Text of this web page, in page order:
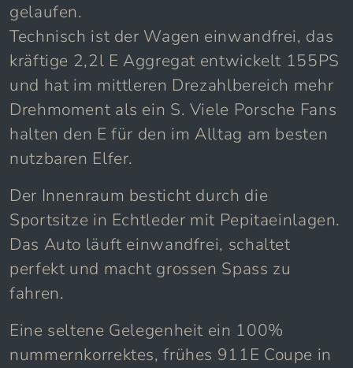
gelaufen.
Technisch ist der Wagen einwandfrei, das
kräftige 2,2l E Aggregat entwickelt 155PS
und hat im mittleren Drezahlbereich mehr
Drehmoment als ein S. Viele Porsche Fans
halten den E für den im Alltag am besten
nutzbaren Elfer.
Der Innenraum besticht durch die
Sportsitze in Echtleder mit Pepitaeinlagen.
Das Auto läuft einwandfrei, schaltet
perfekt und macht grossen Spass zu
fahren.
Eine seltene Gelegenheit ein 100%
nummernkorrektes, frühes 911E Coupe in